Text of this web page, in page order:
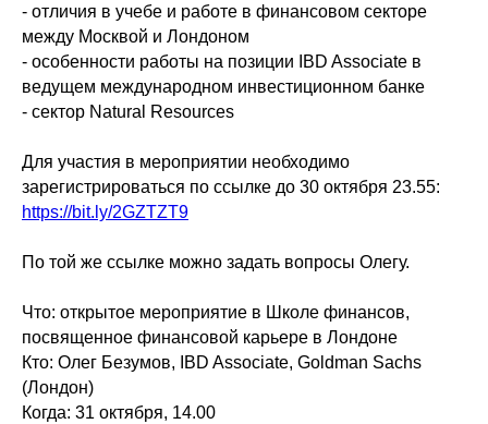
- отличия в учебе и работе в финансовом секторе
между Москвой и Лондоном
- особенности работы на позиции IBD Associate в
ведущем международном инвестиционном банке
- сектор Natural Resources
Для участия в мероприятии необходимо
зарегистрироваться по ссылке до 30 октября 23.55:
https://bit.ly/2GZTZT9
По той же ссылке можно задать вопросы Олегу.
Что: открытое мероприятие в Школе финансов,
посвященное финансовой карьере в Лондоне
Кто: Олег Безумов, IBD Associate, Goldman Sachs
(Лондон)
Когда: 31 октября, 14.00